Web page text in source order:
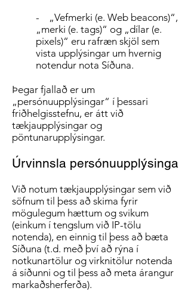
- „Vefmerki (e. Web beacons)“,
„merki (e. tags)“ og „dílar (e.
pixels)“ eru rafræn skjöl sem
vista upplýsingar um hvernig
notendur nota Síðuna.
Þegar fjallað er um
„persónuupplýsingar“ í þessari
friðhelgisstefnu, er átt við
tækjaupplýsingar og
pöntunarupplýsingar.
Úrvinnsla persónuupplýsinga
Við notum tækjaupplýsingar sem við
söfnum til þess að skima fyrir
mögulegum hættum og svikum
(einkum í tengslum við IP-tölu
notenda), en einnig til þess að bæta
Síðuna (t.d. með því að rýna í
notkunartölur og virknitölur notenda
á síðunni og til þess að meta árangur
markaðsherferða).